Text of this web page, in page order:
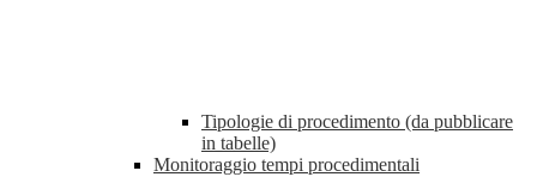
Tipologie di procedimento (da pubblicare
in tabelle)
Monitoraggio tempi procedimentali